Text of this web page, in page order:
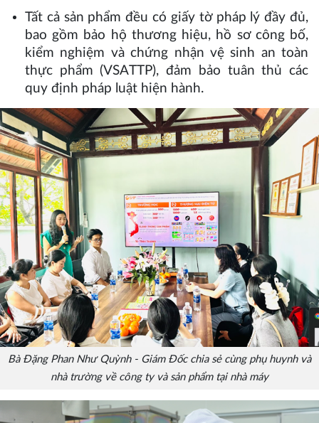
Tất cả sản phẩm đều có giấy tờ pháp lý đầy đủ,
bao gồm bảo hộ thương hiệu, hồ sơ công bố,
kiểm nghiệm và chứng nhận vệ sinh an toàn
thực phẩm (VSATTP), đảm bảo tuân thủ các
quy định pháp luật hiện hành.
Bà Đặng Phan Như Quỳnh - Giám Đốc chia sẻ cùng phụ huynh và
nhà trường về công ty và sản phẩm tại nhà máy